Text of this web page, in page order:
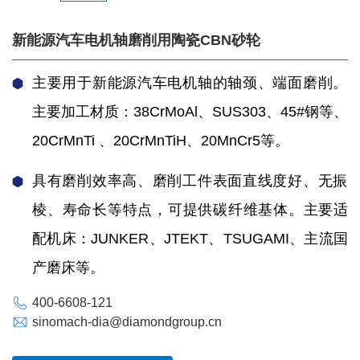
新能源汽车电机轴磨削用陶瓷CBN砂轮
主要用于新能源汽车电机轴的轴颈、端面磨削。
主要加工材质：38CrMoAl、SUS303、45#钢等、
20CrMnTi 、20CrMnTiH、20MnCr5等。
具有磨削效率高、磨削工件表面直线度好、无振
棱、寿命长等特点，可提供碳纤维基体。主要适
配机床：JUNKER、JTEKT、TSUGAMI、主流国
产磨床等。
400-6608-121
sinomach-dia@diamondgroup.cn